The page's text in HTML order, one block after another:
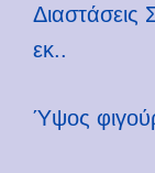
εκ..
Ύψος